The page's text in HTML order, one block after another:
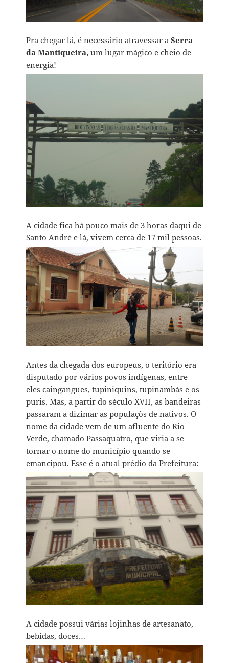
Pra chegar lá, é necessário atravessar a Serra
da Mantiqueira, um lugar mágico e cheio de
energia!
A cidade fica há pouco mais de 3 horas daqui de
Santo André e lá, vivem cerca de 17 mil pessoas.
Antes da chegada dos europeus, o teritório era
disputado por vários povos indígenas, entre
eles caingangues, tupiniquins, tupinambás e os
puris. Mas, a partir do século XVII, as bandeiras
passaram a dizimar as populaçõs de nativos. O
nome da cidade vem de um afluente do Rio
Verde, chamado Passaquatro, que viria a se
tornar o nome do município quando se
emancipou. Esse é o atual prédio da Prefeitura:
A cidade possui várias lojinhas de artesanato,
bebidas, doces…